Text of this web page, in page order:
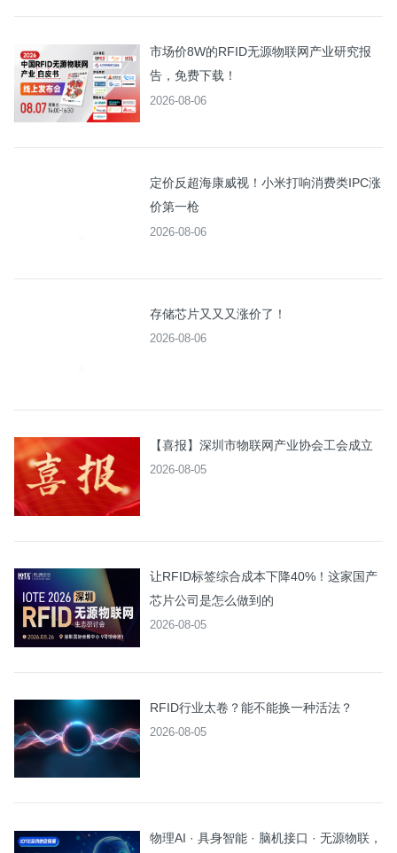
市场价8W的RFID无源物联网产业研究报
告，免费下载！
2026-08-06
定价反超海康威视！小米打响消费类IPC涨
价第一枪
2026-08-06
存储芯片又又又涨价了！
2026-08-06
【喜报】深圳市物联网产业协会工会成立
2026-08-05
让RFID标签综合成本下降40%！这家国产
芯片公司是怎么做到的
2026-08-05
RFID行业太卷？能不能换一种活法？
2026-08-05
物理AI · 具身智能 · 脑机接口 · 无源物联，